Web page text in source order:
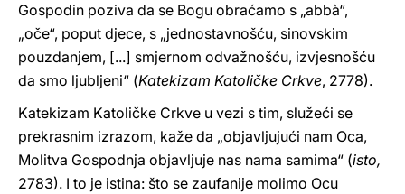
Gospodin poziva da se Bogu obraćamo s „abbà“,
„oče“, poput djece, s „jednostavnošću, sinovskim
pouzdanjem, [...] smjernom odvažnošću, izvjesnošću
da smo ljubljeni“ (Katekizam Katoličke Crkve, 2778).
Katekizam Katoličke Crkve u vezi s tim, služeći se
prekrasnim izrazom, kaže da „objavljujući nam Oca,
Molitva Gospodnja objavljuje nas nama samima“ (isto,
2783). I to je istina: što se zaufanije molimo Ocu